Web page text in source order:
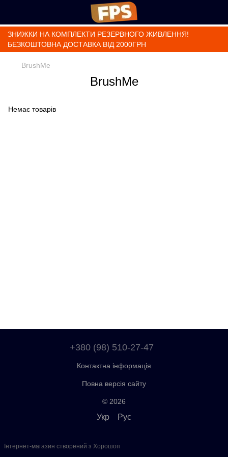
ЗНИЖКИ НА КОМПЛЕКТИ РЕЗЕРВНОГО ЖИВЛЕННЯ!
БЕЗКОШТОВНА ДОСТАВКА ВІД 2000ГРН
BrushMe
BrushMe
Немає товарів
+380 (98) 510-27-47
Контактна інформація
Повна версія сайту
© 2026
Укр Рус
Інтернет-магазин створений з Хорошоп